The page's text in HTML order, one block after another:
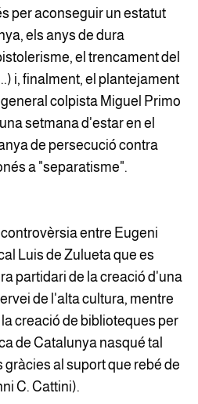
per aconseguir un estatut
els anys de dura
el trencament del
i, finalment, el plantejament
colpista Miguel Primo
setmana d'estar en el
de persecució contra
a "separatisme".
entre Eugeni
Luis de Zulueta que es
partidari de la creació d'una
de l'alta cultura, mentre
creació de biblioteques per
de Catalunya nasqué tal
al suport que rebé de
C. Cattini).